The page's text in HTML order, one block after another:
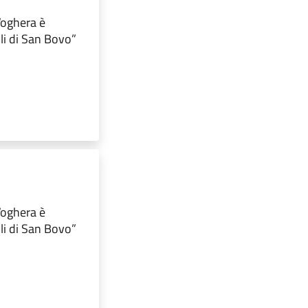
è
di San Bovo”
è
di San Bovo”